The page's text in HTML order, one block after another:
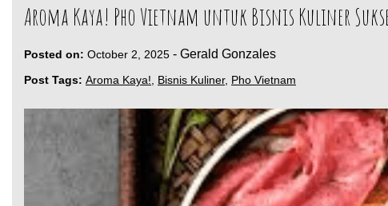
Aroma Kaya! Pho Vietnam untuk Bisnis Kuliner
Posted on: October 2, 2025 - Gerald Gonzales
Post Tags: Aroma Kaya!, Bisnis Kuliner, Pho Vietnam